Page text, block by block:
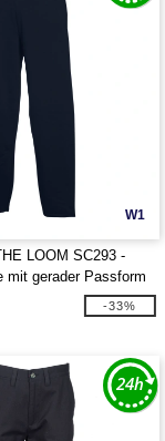
W1
LOOM SC293 -
mit gerader Passform
-33%